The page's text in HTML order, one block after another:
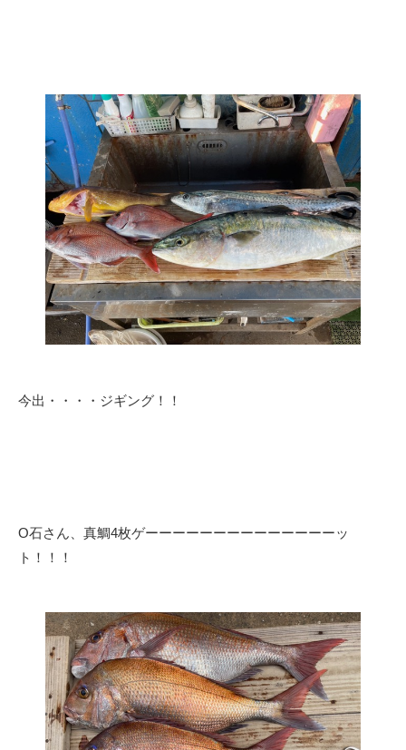
今出・・・・ジギング！！
O石さん、真鯛4枚ゲーーーーーーーーーーーーーーッ
ト！！！